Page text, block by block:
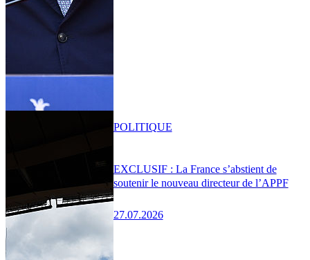
EXCLUSIF : La France s’abstient de
soutenir le nouveau directeur de l’APPF
27.07.2026
POLITIQUE